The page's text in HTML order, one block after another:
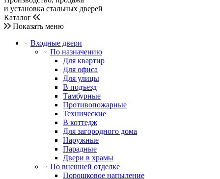
и установка стальных дверей
Каталог
Показать меню
Входные двери
По назначению
Для квартир
Для офиса
Для улицы
В подъезд
Тамбурные
Противопожарные
Технические
В коттедж
Для загородного дома
Наружные
Парадные
Двери в храмы
По внешней отделке
Порошковое напыление